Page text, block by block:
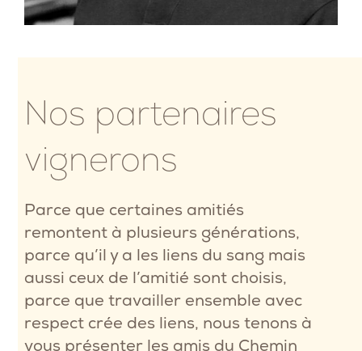
Nos partenaires
vignerons
Parce que certaines amitiés
remontent à plusieurs générations,
parce qu’il y a les liens du sang mais
aussi ceux de l’amitié sont choisis,
parce que travailler ensemble avec
respect crée des liens, nous tenons à
vous présenter les amis du Chemin